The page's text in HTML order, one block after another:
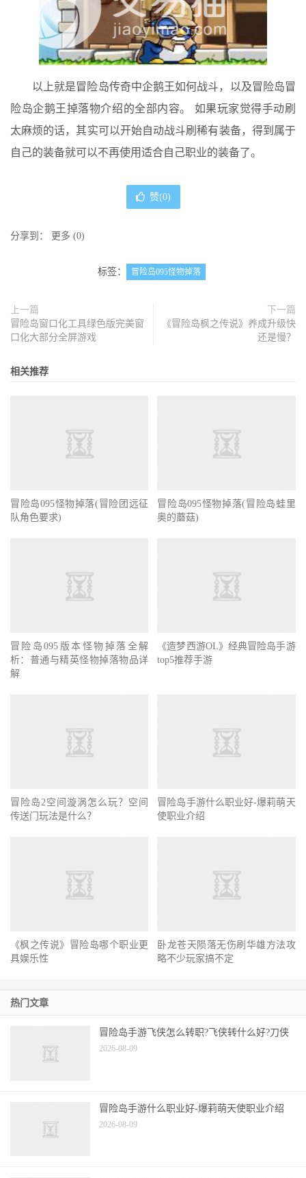
以上就是冒险岛传奇中企鹅王如何战斗，以及冒险岛冒
险岛企鹅王掉落物介绍的全部内容。 如果玩家觉得手动刷
太麻烦的话，其实可以开始自动战斗刷稀有装备，得到属于
自己的装备就可以不再使用适合自己职业的装备了。
赞(0)
分享到： 更多 (0)
标签： 冒险岛095怪物掉落
上一篇
冒险岛窗口化工具绿色版完美窗
口化大部分全屏游戏
下一篇
《冒险岛枫之传说》养成升级快
还是慢？
相关推荐
冒险岛095怪物掉落(冒险团远征
队角色要求)
冒险岛095怪物掉落(冒险岛蛙里
奥的蘑菇)
冒险岛095版本怪物掉落全解
析：普通与精英怪物掉落物品详
解
《造梦西游OL》经典冒险岛手游
top5推荐手游
冒险岛2空间漩涡怎么玩？空间
传送门玩法是什么？
冒险岛手游什么职业好-爆莉萌天
使职业介绍
《枫之传说》冒险岛哪个职业更
具娱乐性
卧龙苍天陨落无伤刷华雄方法攻
略不少玩家搞不定
热门文章
冒险岛手游飞侠怎么转职?飞侠转什么好?刀侠
2026-08-09
冒险岛手游什么职业好-爆莉萌天使职业介绍
2026-08-09